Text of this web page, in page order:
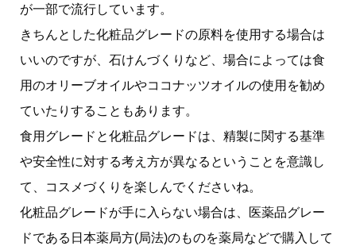
が一部で流行しています。
きちんとした化粧品グレードの原料を使用する場合は
いいのですが、石けんづくりなど、場合によっては食
用のオリーブオイルやココナッツオイルの使用を勧め
ていたりすることもあります。
食用グレードと化粧品グレードは、精製に関する基準
や安全性に対する考え方が異なるということを意識し
て、コスメづくりを楽しんでくださいね。
化粧品グレードが手に入らない場合は、医薬品グレー
ドである日本薬局方(局法)のものを薬局などで購入して